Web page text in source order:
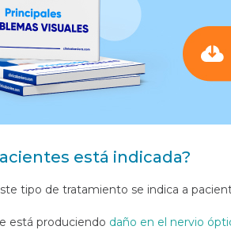
está indicada?
tipo de tratamiento se indica a
está produciendo daño en el nervio